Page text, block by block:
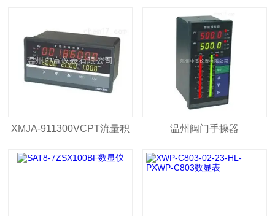
XMJA-911300VCPT流量积 温州阀门手操器